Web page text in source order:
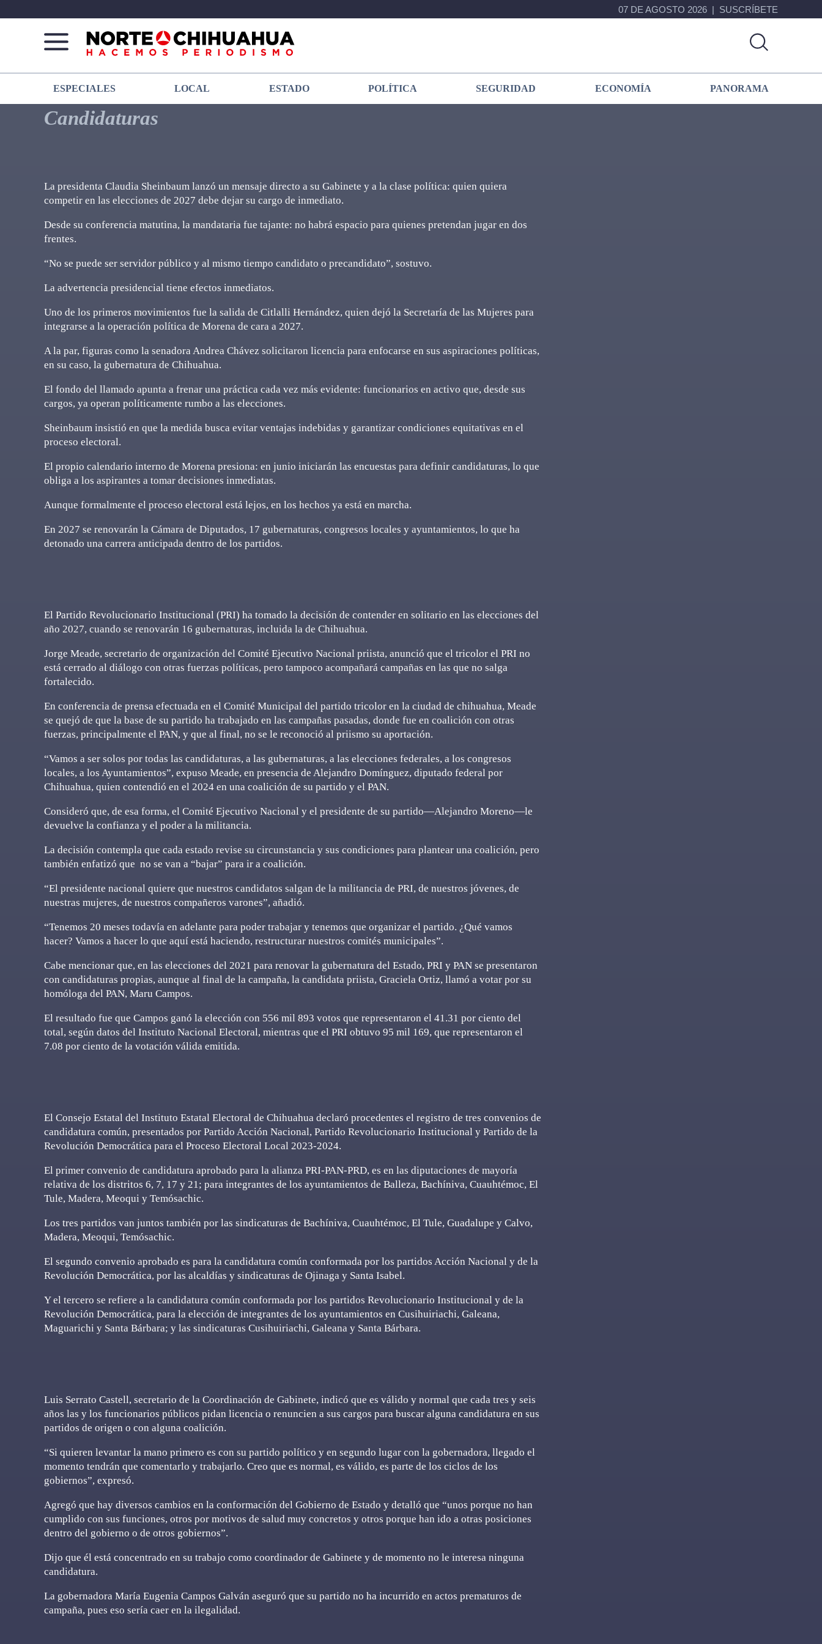
07 DE AGOSTO 2026 SUSCRÍBETE
Norte
De
Chihuahua
Más
que
noticias,
hacemos periodismo
ESPECIALES LOCAL ESTADO POLÍTICA SEGURIDAD ECONOMÍA PANORAMA
Candidaturas
La presidenta Claudia Sheinbaum lanzó un mensaje directo a su Gabinete y a la clase política: quien quiera
competir en las elecciones de 2027 debe dejar su cargo de inmediato.
Desde su conferencia matutina, la mandataria fue tajante: no habrá espacio para quienes pretendan jugar en dos
frentes.
“No se puede ser servidor público y al mismo tiempo candidato o precandidato”, sostuvo.
La advertencia presidencial tiene efectos inmediatos.
Uno de los primeros movimientos fue la salida de Citlalli Hernández, quien dejó la Secretaría de las Mujeres para
integrarse a la operación política de Morena de cara a 2027.
A la par, figuras como la senadora Andrea Chávez solicitaron licencia para enfocarse en sus aspiraciones políticas,
en su caso, la gubernatura de Chihuahua.
El fondo del llamado apunta a frenar una práctica cada vez más evidente: funcionarios en activo que, desde sus
cargos, ya operan políticamente rumbo a las elecciones.
Sheinbaum insistió en que la medida busca evitar ventajas indebidas y garantizar condiciones equitativas en el
proceso electoral.
El propio calendario interno de Morena presiona: en junio iniciarán las encuestas para definir candidaturas, lo que
obliga a los aspirantes a tomar decisiones inmediatas.
Aunque formalmente el proceso electoral está lejos, en los hechos ya está en marcha.
En 2027 se renovarán la Cámara de Diputados, 17 gubernaturas, congresos locales y ayuntamientos, lo que ha
detonado una carrera anticipada dentro de los partidos.
El Partido Revolucionario Institucional (PRI) ha tomado la decisión de contender en solitario en las elecciones del
año 2027, cuando se renovarán 16 gubernaturas, incluida la de Chihuahua.
Jorge Meade, secretario de organización del Comité Ejecutivo Nacional priista, anunció que el tricolor el PRI no
está cerrado al diálogo con otras fuerzas políticas, pero tampoco acompañará campañas en las que no salga
fortalecido.
En conferencia de prensa efectuada en el Comité Municipal del partido tricolor en la ciudad de chihuahua, Meade
se quejó de que la base de su partido ha trabajado en las campañas pasadas, donde fue en coalición con otras
fuerzas, principalmente el PAN, y que al final, no se le reconoció al priismo su aportación.
“Vamos a ser solos por todas las candidaturas, a las gubernaturas, a las elecciones federales, a los congresos
locales, a los Ayuntamientos”, expuso Meade, en presencia de Alejandro Domínguez, diputado federal por
Chihuahua, quien contendió en el 2024 en una coalición de su partido y el PAN.
Consideró que, de esa forma, el Comité Ejecutivo Nacional y el presidente de su partido—Alejandro Moreno—le
devuelve la confianza y el poder a la militancia.
La decisión contempla que cada estado revise su circunstancia y sus condiciones para plantear una coalición, pero
también enfatizó que no se van a “bajar” para ir a coalición.
“El presidente nacional quiere que nuestros candidatos salgan de la militancia de PRI, de nuestros jóvenes, de
nuestras mujeres, de nuestros compañeros varones”, añadió.
“Tenemos 20 meses todavía en adelante para poder trabajar y tenemos que organizar el partido. ¿Qué vamos
hacer? Vamos a hacer lo que aquí está haciendo, restructurar nuestros comités municipales”.
Cabe mencionar que, en las elecciones del 2021 para renovar la gubernatura del Estado, PRI y PAN se presentaron
con candidaturas propias, aunque al final de la campaña, la candidata priista, Graciela Ortiz, llamó a votar por su
homóloga del PAN, Maru Campos.
El resultado fue que Campos ganó la elección con 556 mil 893 votos que representaron el 41.31 por ciento del
total, según datos del Instituto Nacional Electoral, mientras que el PRI obtuvo 95 mil 169, que representaron el
7.08 por ciento de la votación válida emitida.
El Consejo Estatal del Instituto Estatal Electoral de Chihuahua declaró procedentes el registro de tres convenios de
candidatura común, presentados por Partido Acción Nacional, Partido Revolucionario Institucional y Partido de la
Revolución Democrática para el Proceso Electoral Local 2023-2024.
El primer convenio de candidatura aprobado para la alianza PRI-PAN-PRD, es en las diputaciones de mayoría
relativa de los distritos 6, 7, 17 y 21; para integrantes de los ayuntamientos de Balleza, Bachíniva, Cuauhtémoc, El
Tule, Madera, Meoqui y Temósachic.
Los tres partidos van juntos también por las sindicaturas de Bachíniva, Cuauhtémoc, El Tule, Guadalupe y Calvo,
Madera, Meoqui, Temósachic.
El segundo convenio aprobado es para la candidatura común conformada por los partidos Acción Nacional y de la
Revolución Democrática, por las alcaldías y sindicaturas de Ojinaga y Santa Isabel.
Y el tercero se refiere a la candidatura común conformada por los partidos Revolucionario Institucional y de la
Revolución Democrática, para la elección de integrantes de los ayuntamientos en Cusihuiriachi, Galeana,
Maguarichi y Santa Bárbara; y las sindicaturas Cusihuiriachi, Galeana y Santa Bárbara.
Luis Serrato Castell, secretario de la Coordinación de Gabinete, indicó que es válido y normal que cada tres y seis
años las y los funcionarios públicos pidan licencia o renuncien a sus cargos para buscar alguna candidatura en sus
partidos de origen o con alguna coalición.
“Si quieren levantar la mano primero es con su partido político y en segundo lugar con la gobernadora, llegado el
momento tendrán que comentarlo y trabajarlo. Creo que es normal, es válido, es parte de los ciclos de los
gobiernos”, expresó.
Agregó que hay diversos cambios en la conformación del Gobierno de Estado y detalló que “unos porque no han
cumplido con sus funciones, otros por motivos de salud muy concretos y otros porque han ido a otras posiciones
dentro del gobierno o de otros gobiernos”.
Dijo que él está concentrado en su trabajo como coordinador de Gabinete y de momento no le interesa ninguna
candidatura.
La gobernadora María Eugenia Campos Galván aseguró que su partido no ha incurrido en actos prematuros de
campaña, pues eso sería caer en la ilegalidad.